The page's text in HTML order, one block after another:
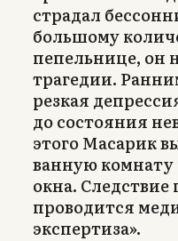
страдал
большому
пепельнице, он
трагедии.
резкая
до состояния
этого Масарик
ванную комнату
окна.
проводится
экспертиза».